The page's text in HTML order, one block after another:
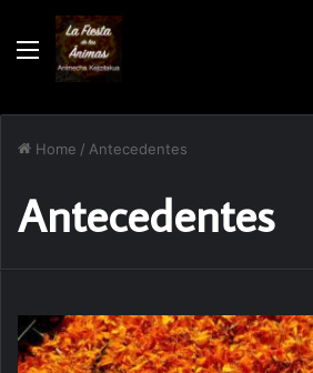
Menu
Home / Antecedentes
Antecedentes